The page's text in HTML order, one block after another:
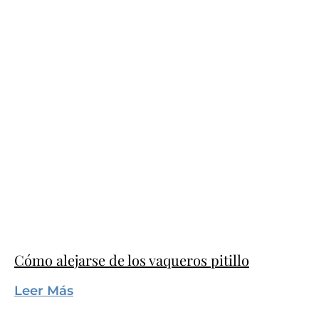
Cómo alejarse de los vaqueros pitillo
Leer Más